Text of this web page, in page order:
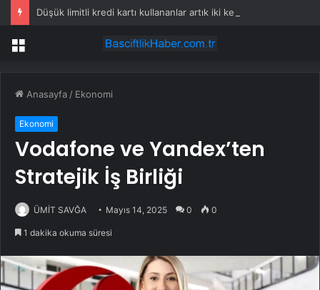
Menü
Anasayfa / Ekonomi
Ekonomi
Vodafone ve Yandex’ten
Stratejik İş Birliği
ÜMİT SAVĞA Mayıs 14, 2025 0 0
1 dakika okuma süresi